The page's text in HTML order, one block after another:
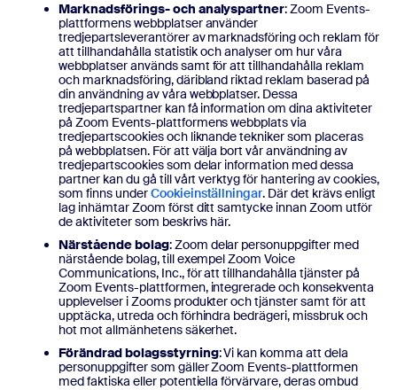
Marknadsförings- och analyspartner: Zoom Events-
plattformens webbplatser använder
tredjepartsleverantörer av marknadsföring och reklam för
att tillhandahålla statistik och analyser om hur våra
webbplatser används samt för att tillhandahålla reklam
och marknadsföring, däribland riktad reklam baserad på
din användning av våra webbplatser. Dessa
tredjepartspartner kan få information om dina aktiviteter
på Zoom Events-plattformens webbplats via
tredjepartscookies och liknande tekniker som placeras
på webbplatsen. För att välja bort vår användning av
tredjepartscookies som delar information med dessa
partner kan du gå till vårt verktyg för hantering av cookies,
som finns underCookieinställningar. Där det krävs enligt
lag inhämtar Zoom först ditt samtycke innan Zoom utför
de aktiviteter som beskrivs här.
Närstående bolag: Zoom delar personuppgifter med
närstående bolag, till exempel Zoom Voice
Communications, Inc., för att tillhandahålla tjänster på
Zoom Events-plattformen, integrerade och konsekventa
upplevelser i Zooms produkter och tjänster samt för att
upptäcka, utreda och förhindra bedrägeri, missbruk och
hot mot allmänhetens säkerhet.
Förändrad bolagsstyrning: Vi kan komma att dela
personuppgifter som gäller Zoom Events-plattformen
med faktiska eller potentiella förvärvare, deras ombud